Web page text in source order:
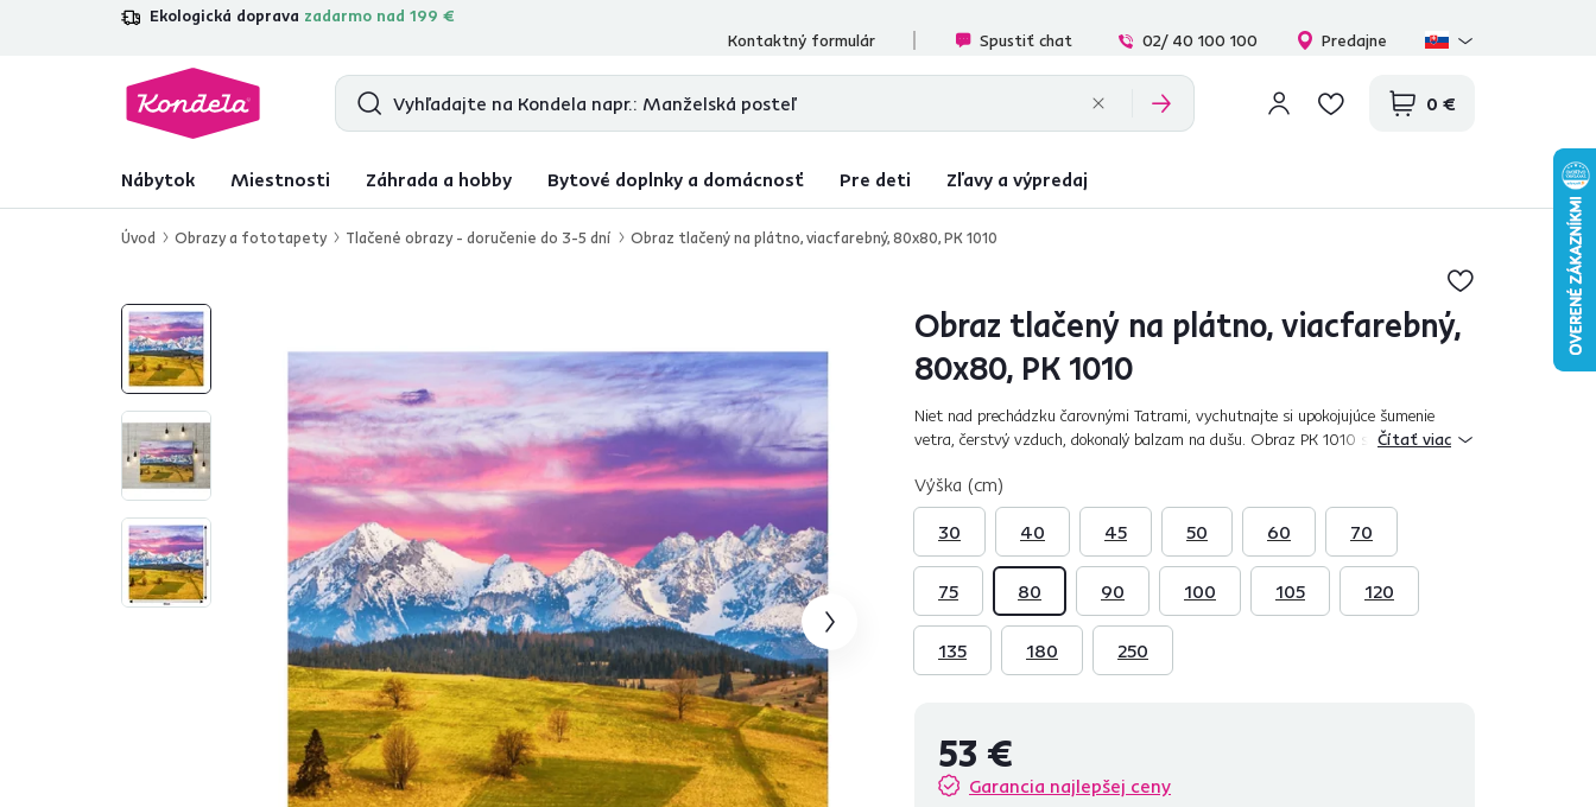
Ekologická doprava zadarmo nad 199 €
4,7 31 157overených produktových recenzií
Kontaktný formulár
Spustiť chat 02/ 40 100 100 Predajne
0 €
Nábytok Miestnosti Záhrada a hobby Bytové doplnky a domácnosť Pre deti Zľavy a výpredaj
Úvod Obrazy a fototapety Tlačené obrazy - doručenie do 3-5 dní Obraz tlačený na plátno, viacfarebný, 80x80, PK 1010
Obraz tlačený na plátno, viacfarebný,
80x80, PK 1010
Niet nad prechádzku čarovnými Tatrami, vychutnajte si upokojujúce šumenie
vetra, čerstvý vzduch, dokonalý balzam na dušu. Obraz PK 1010 s motívom
Čítať viac
Výška (cm)
30
40 45 50 60 70
75 80 90 100 105 120
135 180 250
53 €
Garancia najlepšej ceny